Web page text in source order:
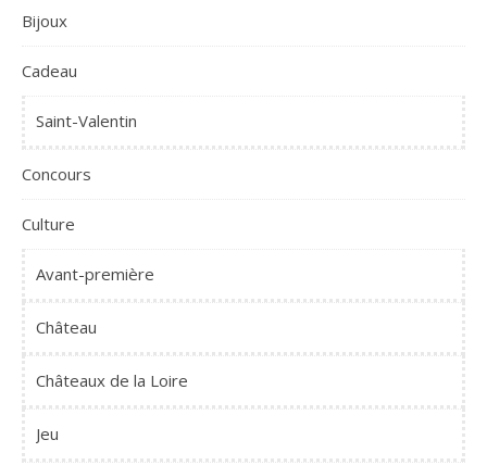
Bijoux
Cadeau
Saint-Valentin
Concours
Culture
Avant-première
Château
Châteaux de la Loire
Jeu